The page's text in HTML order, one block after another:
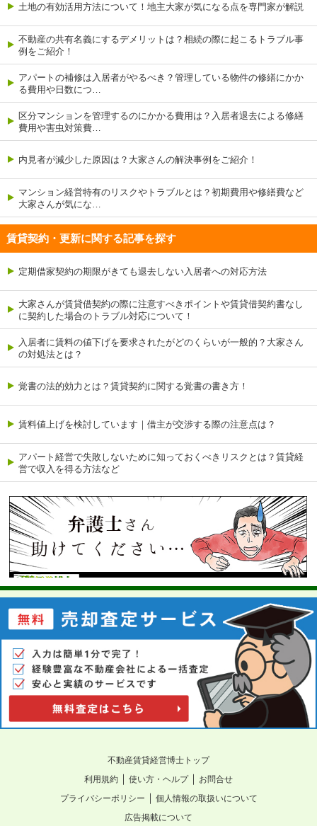
土地の有効活用方法について！地主大家が気になる点を専門家が解説
不動産の共有名義にするデメリットは？相続の際に起こるトラブル事
例をご紹介！
アパートの補修は入居者がやるべき？管理している物件の修繕にかか
る費用や日数につ…
区分マンションを管理するのにかかる費用は？入居者退去による修繕
費用や害虫対策費…
内見者が減少した原因は？大家さんの解決事例をご紹介！
マンション経営特有のリスクやトラブルとは？初期費用や修繕費など
大家さんが気にな…
賃貸契約・更新に関する記事を探す
定期借家契約の期限がきても退去しない入居者への対応方法
大家さんが賃貸借契約の際に注意すべきポイントや賃貸借契約書なし
に契約した場合のトラブル対応について！
入居者に賃料の値下げを要求されたがどのくらいが一般的？大家さん
の対処法とは？
覚書の法的効力とは？賃貸契約に関する覚書の書き方！
賃料値上げを検討しています｜借主が交渉する際の注意点は？
アパート経営で失敗しないために知っておくべきリスクとは？賃貸経
営で収入を得る方法など
不動産賃貸経営博士トップ
利用規約 ｜ 使い方・ヘルプ｜ お問合せ
プライバシーポリシー ｜ 個人情報の取扱いについて
広告掲載について